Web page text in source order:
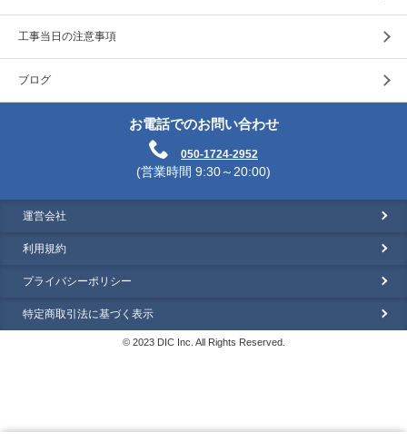
工事当日の注意事項
ブログ
お電話でのお問い合わせ
050-1724-2952
(営業時間 9:30～20:00)
運営会社
利用規約
プライバシーポリシー
特定商取引法に基づく表示
© 2023 DIC Inc. All Rights Reserved.